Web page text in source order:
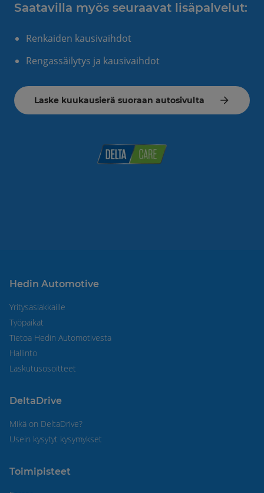
Saatavilla myös seuraavat lisäpalvelut:
Renkaiden kausivaihdot
Rengassäilytys ja kausivaihdot
Laske kuukausierä suoraan autosivulta
Hedin Automotive
Yritysasiakkaille
Työpaikat
Tietoa Hedin Automotivesta
Hallinto
Laskutusosoitteet
DeltaDrive
Mikä on DeltaDrive?
Usein kysytyt kysymykset
Toimipisteet